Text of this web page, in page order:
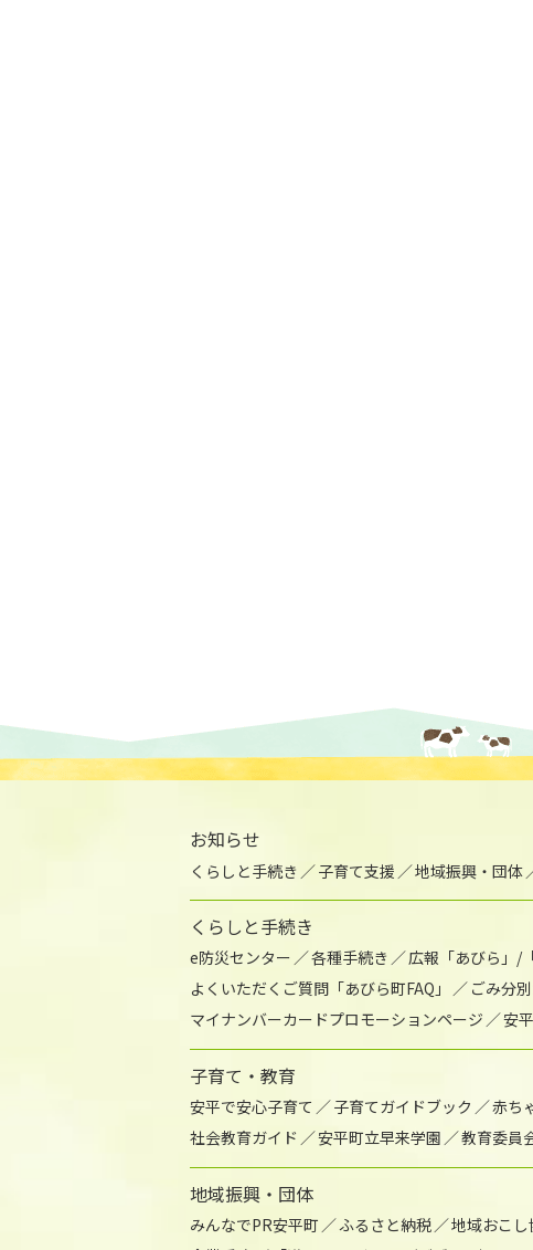
お知らせ
くらしと手続き 子育て支援 地域振興・団体
くらしと手続き
e防災センター 各種手続き 広報「あびら」/
よくいただくご質問「あびら町FAQ」
ごみ分
マイナンバーカードプロモーションページ
安
子育て・教育
安平で安心子育て 子育てガイドブック 赤ち
社会教育ガイド
安平町立早来学園 教育委員
地域振興・団体
みんなでPR安平町 ふるさと納税 地域おこ